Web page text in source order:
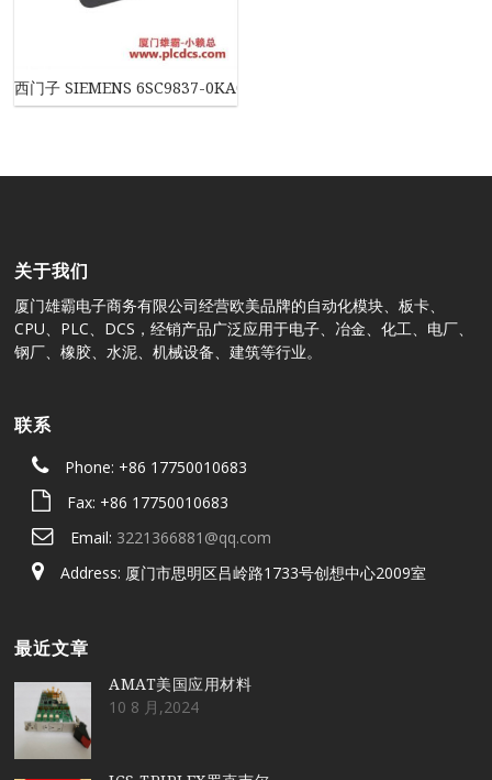
西门子 SIEMENS 6SC9837-0KA01 高级操作员面板
关于我们
厦门雄霸电子商务有限公司经营欧美品牌的自动化模块、板卡、
CPU、PLC、DCS，经销产品广泛应用于电子、冶金、化工、电厂、
钢厂、橡胶、水泥、机械设备、建筑等行业。
联系
Phone: +86 17750010683
Fax: +86 17750010683
Email: 3221366881@qq.com
Address: 厦门市思明区吕岭路1733号创想中心2009室
最近文章
AMAT美国应用材料
10 8 月,2024